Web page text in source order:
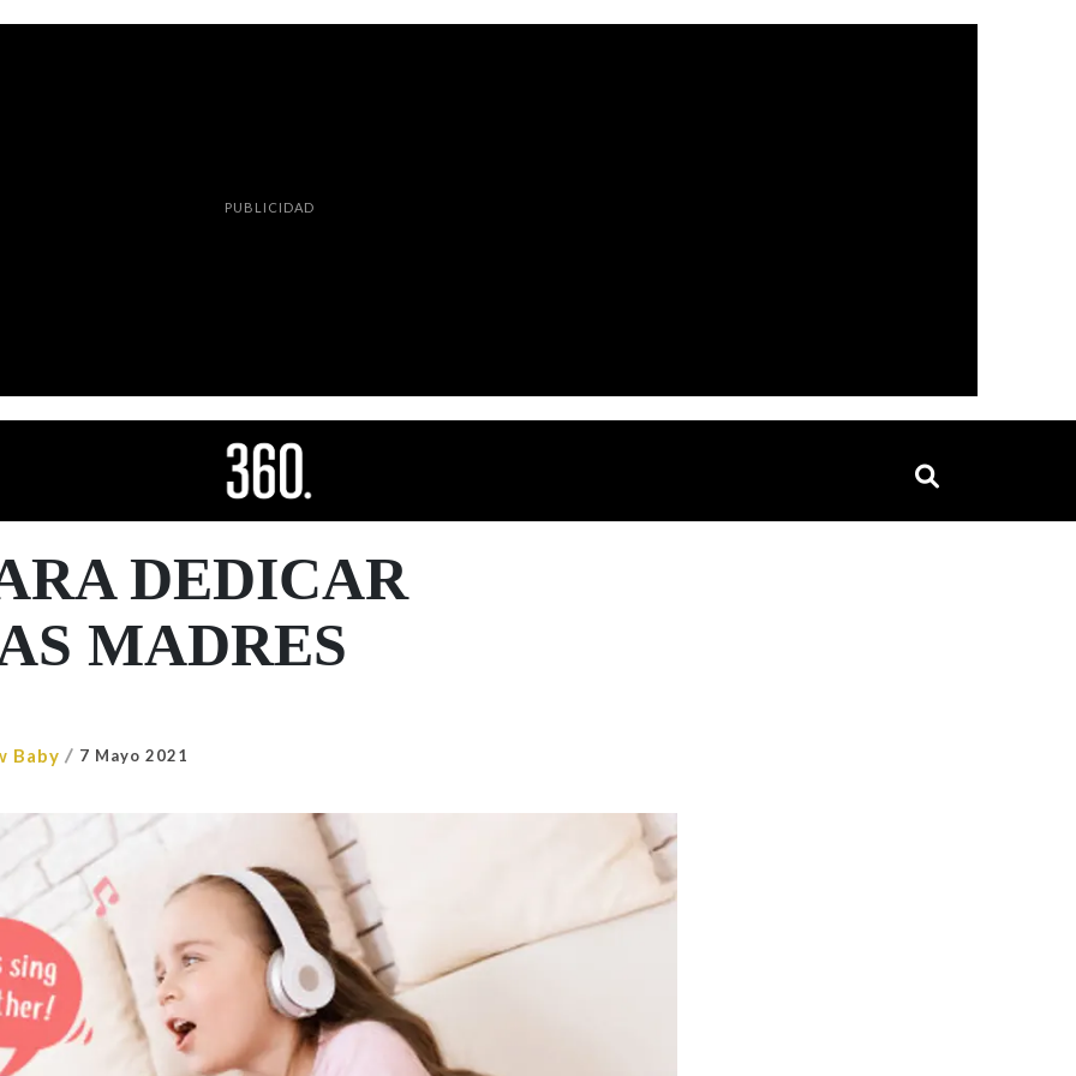
PUBLICIDAD
DEDICAR
MADRES
Baby / 7 Mayo 2021